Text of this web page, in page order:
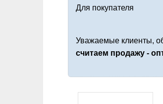
Для покупателя
Уважаемые клиенты,
считаем продажу -